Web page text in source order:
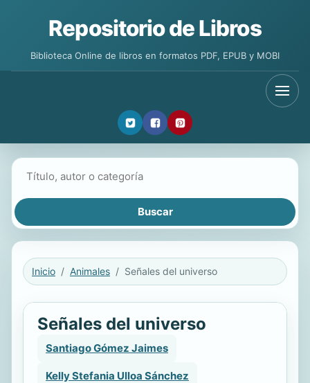
Repositorio de Libros
Biblioteca Online de libros en formatos PDF, EPUB y MOBI
Inicio Animales Señales del universo
Señales del universo
Santiago Gómez Jaimes
Kelly Stefania Ulloa Sánchez